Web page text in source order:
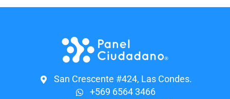
San Crescente #424, Las Condes.
+569 6564 3466